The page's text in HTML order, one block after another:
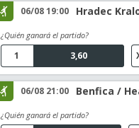
06/08 19:00 Hradec
¿Quién ganará el partido?
3,60
1
06/08 21:00 Benfica /
¿Quién ganará el partido?